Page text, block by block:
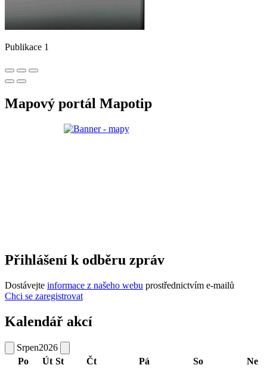
Publikace 1
Mapový portál Mapotip
Přihlášení k odběru zpráv
Dostávejte informace z našeho webu prostřednictvím e-mailů
Chci se zaregistrovat
Kalendář akcí
Srpen2026
Po
Út St Čt Pá So Ne